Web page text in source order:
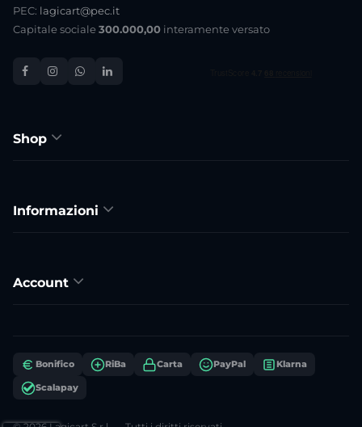
PEC: lagicart@pec.it
Capitale sociale 300.000,00 interamente versato
Shop
Informazioni
Account
Bonifico RiBa Carta PayPal Klarna
Scalapay